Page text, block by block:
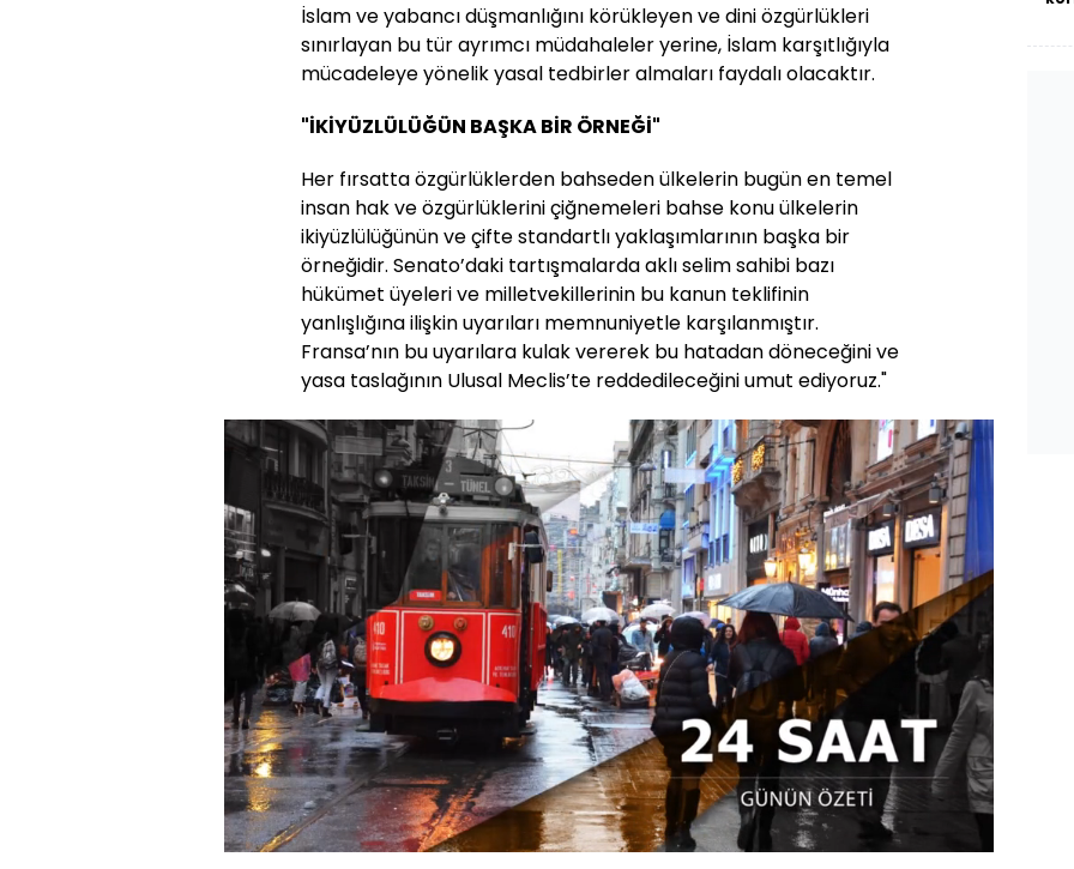
İslam ve yabancı düşmanlığını körükleyen ve dini özgürlükleri
sınırlayan bu tür ayrımcı müdahaleler yerine, İslam karşıtlığıyla
mücadeleye yönelik yasal tedbirler almaları faydalı olacaktır.
"İKİYÜZLÜLÜĞÜN BAŞKA BİR ÖRNEĞİ"
Her fırsatta özgürlüklerden bahseden ülkelerin bugün en temel
insan hak ve özgürlüklerini çiğnemeleri bahse konu ülkelerin
ikiyüzlülüğünün ve çifte standartlı yaklaşımlarının başka bir
örneğidir. Senato’daki tartışmalarda aklı selim sahibi bazı
hükümet üyeleri ve milletvekillerinin bu kanun teklifinin
yanlışlığına ilişkin uyarıları memnuniyetle karşılanmıştır.
Fransa’nın bu uyarılara kulak vererek bu hatadan döneceğini ve
yasa taslağının Ulusal Meclis’te reddedileceğini umut ediyoruz."
Sesi
Aç
Yüklendi:
59.18%
Oynatma
Hızı